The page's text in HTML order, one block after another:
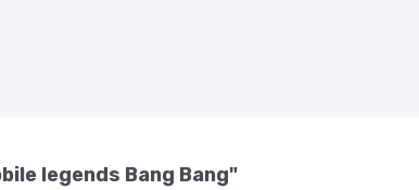
legends Bang Bang"